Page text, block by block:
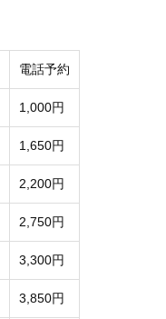
電話予約
1,000円
1,650円
2,200円
2,750円
3,300円
3,850円